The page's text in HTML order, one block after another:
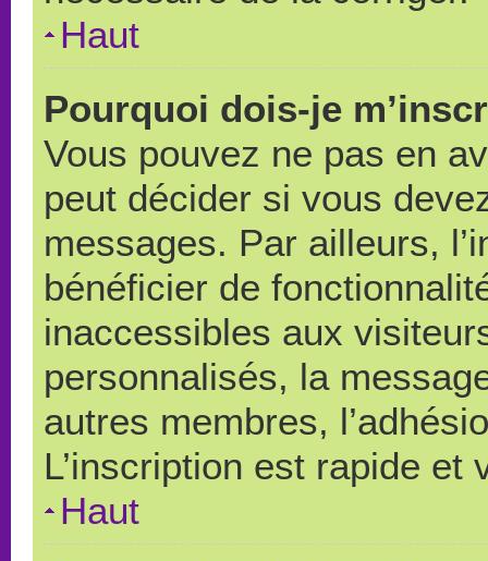
Haut
Pourquoi dois-je
Vous pouvez ne pas en
peut décider si vous
messages. Par ailleurs,
bénéficier de
inaccessibles aux
personnalisés, la
autres membres,
L’inscription est rapide et
Haut